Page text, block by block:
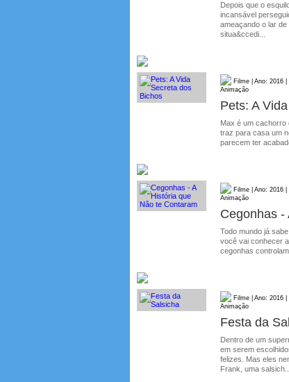
Depois que o
incansável
ameaçando o lar
situa&ccedi...
Filme | Ano: 2016
Animação
Pets: A
Max é um cachorro
traz para casa um
parecem ter
Filme | Ano: 2016 |
Animação
Cegonhas -
Todo mundo já
você vai conhecer
cegonhas
Filme | Ano: 2016
Animação
Festa da
Dentro de um
em serem
felizes. Mas eles
Frank, uma salsich...